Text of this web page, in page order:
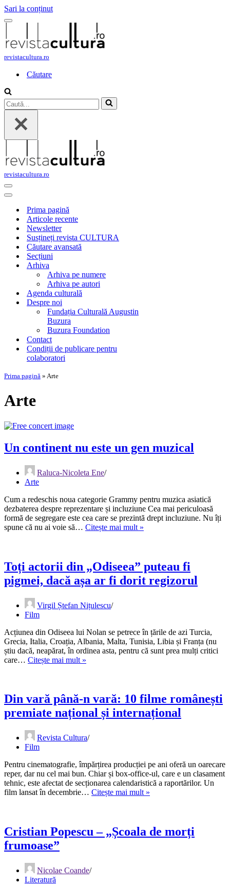
Sari la conținut
Meniu
navigare
revistacultura.ro
Căutare
Caută...
revistacultura.ro
Meniu
de
Meniu
navigarePrima pagină
Articole recente
Newsletter
Susțineți revista CULTURA
Căutare avansată
Secțiuni
Arhiva
Arhiva pe numere
Arhiva pe autori
Agenda culturală
Despre noi
Fundația Culturală Augustin
Buzura
Buzura Foundation
Contact
Condiții de publicare pentru
colaboratori
Prima pagină » Arte
Arte
Un continent nu este un gen muzical
Raluca-Nicoleta Ene
Arte
Cum a redeschis noua categorie Grammy pentru muzica asiatică
dezbaterea despre reprezentare și incluziune Cea mai periculoasă
formă de segregare este cea care se prezintă drept incluziune. Nu îți
spune că nu ai voie să… Citește mai mult »
un
gen
muzical
Toți actorii din „Odiseea” puteau fi
pigmei, dacă așa ar fi dorit regizorul
Virgil Ștefan Nițulescu
Film
Acțiunea din Odiseea lui Nolan se petrece în țările de azi Turcia,
Grecia, Italia, Croația, Albania, Malta, Tunisia, Libia și Franța (nu
știu dacă, neapărat, în ordinea asta, pentru că sunt prea mulți critici
care… Citește mai mult »
puteau
fi
pigmei,
așa
ar
dorit
regizorul
Din vară până-n vară: 10 filme românești
premiate național și internațional
Revista Cultura
Film
Pentru cinematografie, împărțirea producției pe ani oferă un oarecare
reper, dar nu cel mai bun. Chiar și box-office-ul, care e un clasament
tehnic, este afectat de secționarea calendaristică a raportărilor. Un
film lansat în decembrie… Citește mai mult »
vară:
10
Cristian Popescu – „Școala de morți
frumoase”
Nicolae Coande
Literatură